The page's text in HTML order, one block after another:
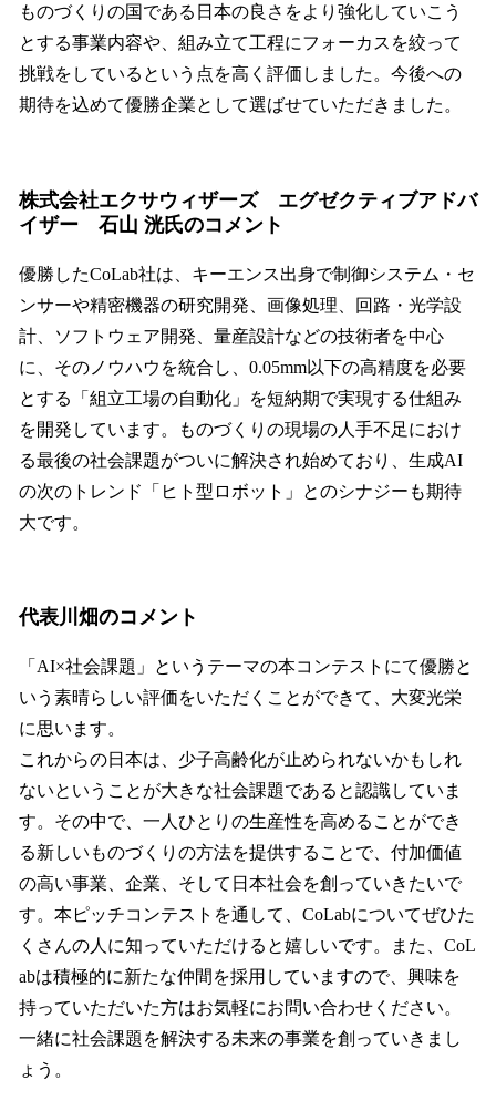
ものづくりの国である日本の良さをより強化していこう
とする事業内容や、組み立て工程にフォーカスを絞って
挑戦をしているという点を高く評価しました。今後への
期待を込めて優勝企業として選ばせていただきました。
株式会社エクサウィザーズ エグゼクティブアドバ
イザー 石山 洸氏のコメント
優勝したCoLab社は、キーエンス出身で制御システム・セ
ンサーや精密機器の研究開発、画像処理、回路・光学設
計、ソフトウェア開発、量産設計などの技術者を中心
に、そのノウハウを統合し、0.05mm以下の高精度を必要
とする「組立工場の自動化」を短納期で実現する仕組み
を開発しています。ものづくりの現場の人手不足におけ
る最後の社会課題がついに解決され始めており、生成AI
の次のトレンド「ヒト型ロボット」とのシナジーも期待
大です。
代表川畑のコメント
「AI×社会課題」というテーマの本コンテストにて優勝と
いう素晴らしい評価をいただくことができて、大変光栄
に思います。
これからの日本は、少子高齢化が止められないかもしれ
ないということが大きな社会課題であると認識していま
す。その中で、一人ひとりの生産性を高めることができ
る新しいものづくりの方法を提供することで、付加価値
の高い事業、企業、そして日本社会を創っていきたいで
す。本ピッチコンテストを通して、CoLabについてぜひた
くさんの人に知っていただけると嬉しいです。また、CoL
abは積極的に新たな仲間を採用していますので、興味を
持っていただいた方はお気軽にお問い合わせください。
一緒に社会課題を解決する未来の事業を創っていきまし
ょう。